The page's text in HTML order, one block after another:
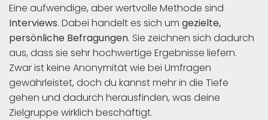
Eine aufwendige, aber wertvolle Methode sind
Interviews. Dabei handelt es sich um gezielte,
persönliche Befragungen. Sie zeichnen sich dadurch
aus, dass sie sehr hochwertige Ergebnisse liefern.
Zwar ist keine Anonymität wie bei Umfragen
gewährleistet, doch du kannst mehr in die Tiefe
gehen und dadurch herausfinden, was deine
Zielgruppe wirklich beschäftigt.